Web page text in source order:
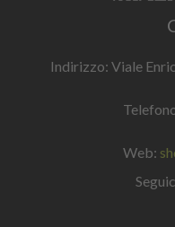
Indirizzo: Viale
Web: